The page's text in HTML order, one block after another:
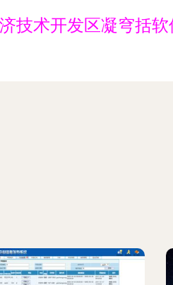
技术开发区凝穹括软